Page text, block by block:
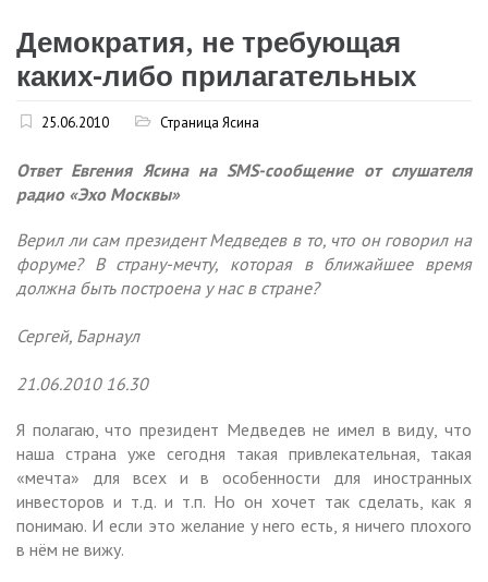
Демократия, не требующая
каких-либо прилагательных
25.06.2010 Страница Ясина
Ответ Евгения Ясина на SMS-сообщение от слушателя
радио «Эхо Москвы»
Верил ли сам президент Медведев в то, что он говорил на
форуме? В страну-мечту, которая в ближайшее время
должна быть построена у нас в стране?
Сергей, Барнаул
21.06.2010 16.30
Я полагаю, что президент Медведев не имел в виду, что
наша страна уже сегодня такая привлекательная, такая
«мечта» для всех и в особенности для иностранных
инвесторов и т.д. и т.п. Но он хочет так сделать, как я
понимаю. И если это желание у него есть, я ничего плохого
в нём не вижу.